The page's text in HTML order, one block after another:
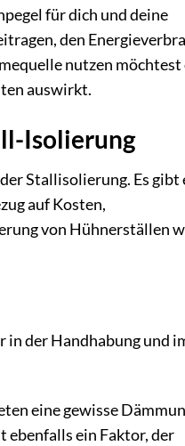
für dich und deine
den
nutzen möchtest
auswirkt.
Isolierung
Stallisolierung. Es gibt
auf Kosten,
von Hühnerställen
der Handhabung und
eine gewisse
ebenfalls ein Faktor, der